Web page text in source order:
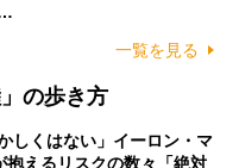
一覧を見る
の歩き方
しくはない」イーロン・マ
抱えるリスクの数々「絶対